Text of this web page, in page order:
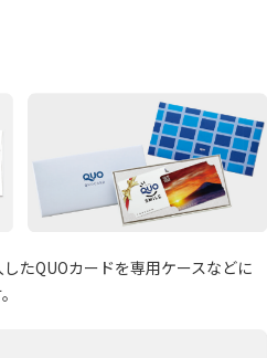
たQUOカードを専用ケースなどに